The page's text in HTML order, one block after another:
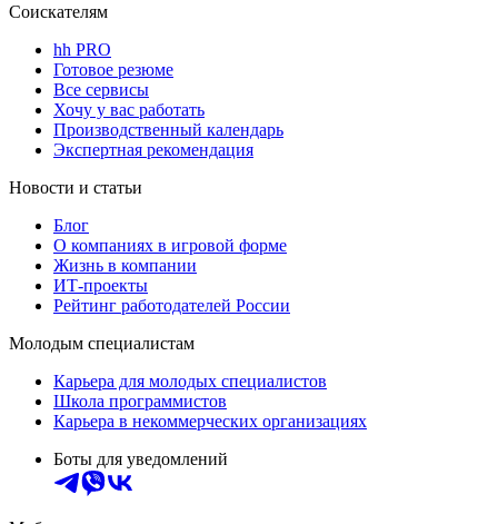
Соискателям
hh PRO
Готовое резюме
Все сервисы
Хочу у вас работать
Производственный календарь
Экспертная рекомендация
Новости и статьи
Блог
О компаниях в игровой форме
Жизнь в компании
ИТ-проекты
Рейтинг работодателей России
Молодым специалистам
Карьера для молодых специалистов
Школа программистов
Карьера в некоммерческих организациях
Боты для уведомлений